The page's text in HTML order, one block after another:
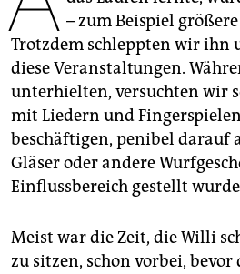
– zum Beispiel
Trotzdem schleppten wir ihn
diese Veranstaltungen.
unterhielten, versuchten wir
mit Liedern und
beschäftigen, penibel darauf
Gläser oder andere
Einflussbereich gestellt
Meist war die Zeit, die Willi
zu sitzen, schon vorbei, bevor